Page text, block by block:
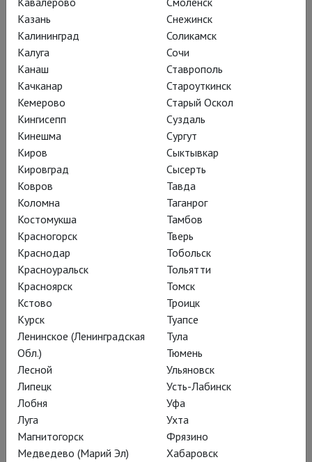
продолжительность спектакля (
55 минут без антракта), кажется
обстоятельно неторопливым,
связывающим несколько сюженых
линий разной экзотичности.
Отто ван Аудейк, наместник
Нидерландов на острове Ява,
озабочен смещением местного
регента Сунарио, потворствующего
карточным играм и иному
непристойному поведению своего
брата.
Казань
Калининград
Калуга
Канаш
Качканар
Кемерово
Кингисепп
Кинешма
Киров
Кировград
Ковров
Коломна
Костомукша
Красногорск
Краснодар
Красноуральск
Красноярск
Кстово
Курск
Ленинское (Ленинградская
Обл.)
Лесной
Липецк
Лобня
Луга
Магнитогорск
Медведево (Марий Эл)
Снежинск
Соликамск
Сочи
Ставрополь
Староуткинск
Старый Оскол
Суздаль
Сургут
Сыктывкар
Сысерть
Тавда
Таганрог
Тамбов
Тверь
Тобольск
Тольятти
Томск
Троицк
Туапсе
Тула
Тюмень
Ульяновск
Усть-Лабинск
Уфа
Ухта
Фрязино
Хабаровск